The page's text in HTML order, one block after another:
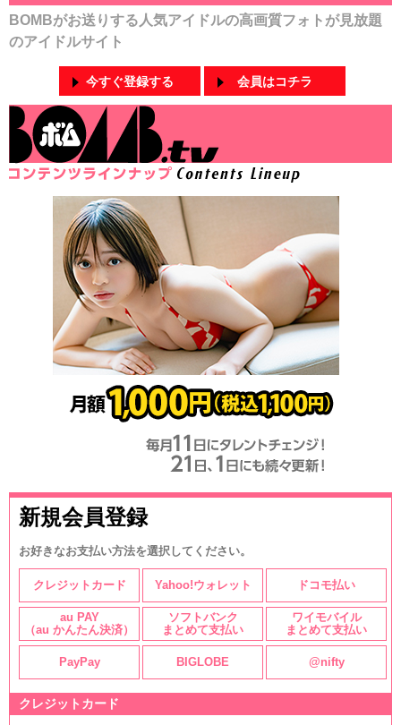
BOMBがお送りする人気アイドルの高画質フォトが見放題
のアイドルサイト
今すぐ登録する 会員はコチラ
新規会員登録
お好きなお支払い方法を選択してください。
クレジットカード Yahoo!ウォレット ドコモ払い
au PAY
（au かんたん決済）
ソフトバンク
まとめて支払い
ワイモバイル
まとめて支払い
PayPay BIGLOBE @nifty
クレジットカード